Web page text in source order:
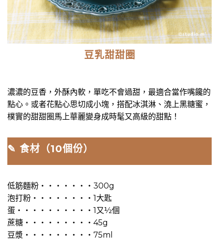
豆乳甜甜圈
濃濃的豆香，外酥內軟，單吃不會過甜，最適合當作嘴饞的
點心。或者花點心思切成小塊，搭配冰淇淋、澆上黑糖蜜，
樸實的甜甜圈馬上華麗變身成時髦又高級的甜點！
✎ 食材（10個份）
低筋麵粉・・・・・・・300g
泡打粉・・・・・・・・1大匙
蛋・・・・・・・・・・1又½個
蔗糖・・・・・・・・・45g
豆漿・・・・・・・・・75ml